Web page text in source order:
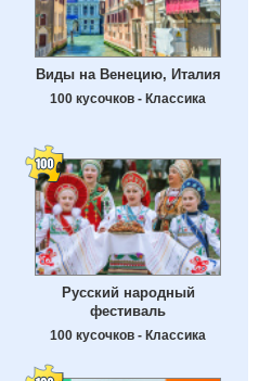
Виды на Венецию, Италия
100 кусочков - Классика
Русский народный
фестиваль
100 кусочков - Классика